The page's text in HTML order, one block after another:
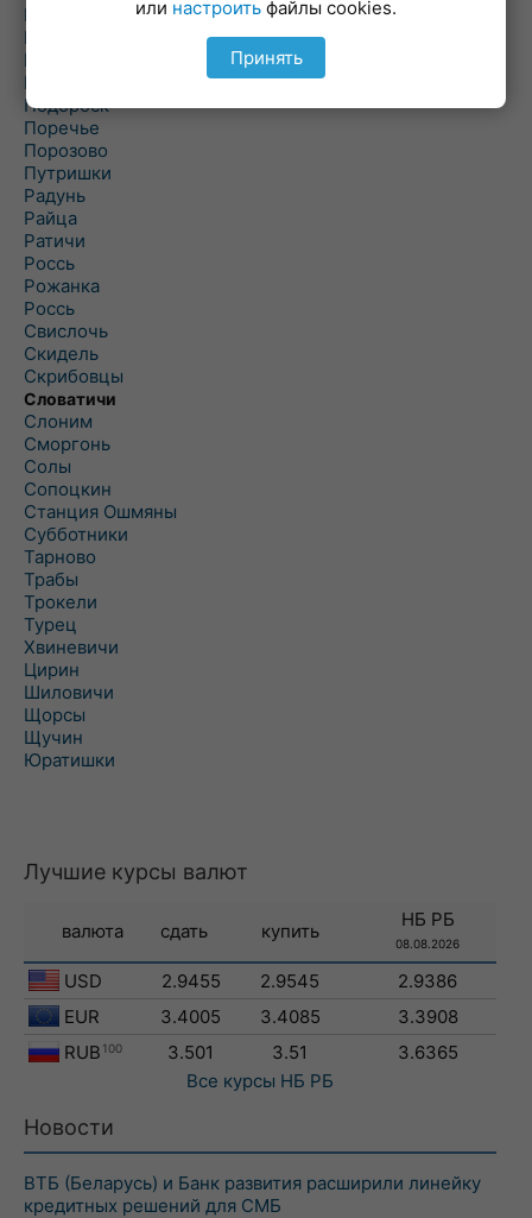
Погородно
Пограничный
Подлабенье
Подольцы
Подороск
Поречье
Порозово
Путришки
Радунь
Райца
Ратичи
Роcсь
Рожанка
Россь
Свислочь
Скидель
Скрибовцы
Словатичи
Слоним
Сморгонь
Солы
Сопоцкин
Станция Ошмяны
Субботники
Тарново
Трабы
Трокели
Турец
Хвиневичи
Цирин
Шиловичи
Щорсы
Щучин
Юратишки
Лучшие курсы валют
валюта сдать купить
НБ РБ
08.08.2026
USD 2.9455 2.9545
2.9386
EUR
3.4005 3.4085
3.3908
RUB 100 3.501 3.51
3.6365
Все курсы НБ РБ
Новости
ВТБ (Беларусь) и Банк развития расширили линейку
кредитных решений для СМБ
или настроить файлы cookies.
Принять